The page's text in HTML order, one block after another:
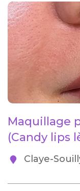
Maquillage
(Candy lips
Claye-